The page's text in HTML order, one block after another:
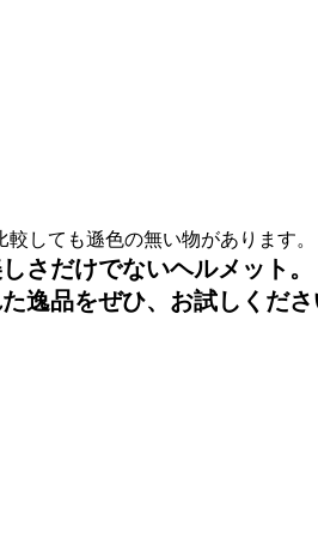
しても遜色の無い物があります。
さだけでないヘルメット。
逸品をぜひ、お試しくだ